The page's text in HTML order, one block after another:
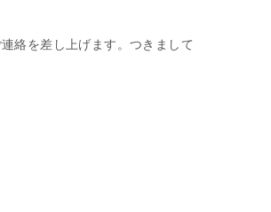
絡を差し上げます。つきまして